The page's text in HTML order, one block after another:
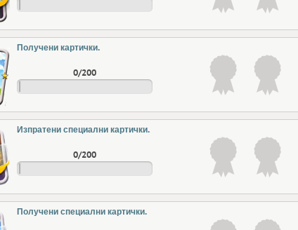
Получени картички.
0/200
Изпратени специални картички.
0/200
Получени специални картички.